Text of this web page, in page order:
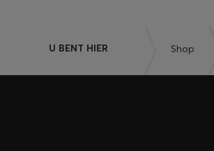
U BENT HIER Shop